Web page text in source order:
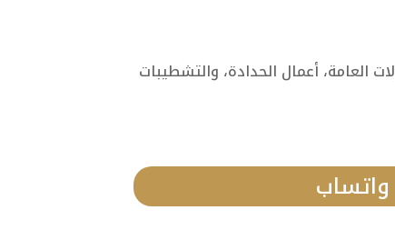
أعمال الحدادة، والتشطيبات
واتساب